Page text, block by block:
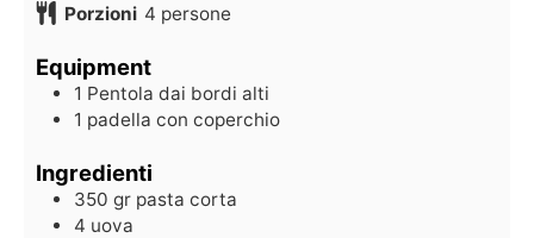
Porzioni 4 persone
Equipment
1 Pentola dai bordi alti
1 padella con coperchio
Ingredienti
350 gr pasta corta
4 uova